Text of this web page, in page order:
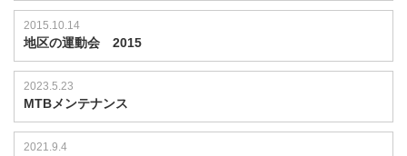
2015.10.14
地区の運動会 2015
2023.5.23
MTBメンテナンス
2021.9.4